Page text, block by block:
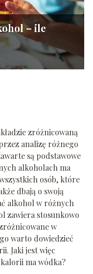
– ile
zróżnicowaną
analizę różnego
są podstawowe
alkoholach ma
osób, które
dbają o swoją
alkohol w różnych
zawiera stosunkowo
w
warto dowiedzieć
Jaki jest więc
ma wódka?